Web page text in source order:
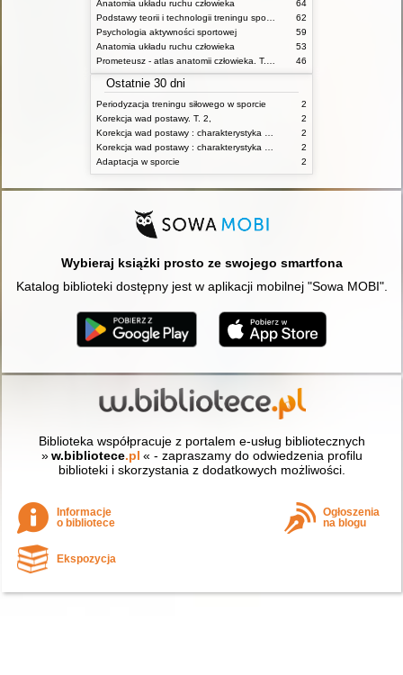
Anatomia układu ruchu człowieka
64
62
Psychologia aktywności sportowej
59
Anatomia układu ruchu człowieka
53
46
Ostatnie 30 dni
Periodyzacja treningu siłowego w sporcie
2
Korekcja wad postawy. T. 2,
2
2
2
Adaptacja w sporcie
2
Wybieraj książki prosto ze swojego smartfona
Katalog biblioteki dostępny jest w aplikacji mobilnej "Sowa MOBI".
Biblioteka współpracuje z portalem e-usług bibliotecznych
» w.bibliotece.pl « - zapraszamy do odwiedzenia profilu
biblioteki i skorzystania z dodatkowych możliwości.
Informacje
o bibliotece
Ogłoszenia
na blogu
Ekspozycja